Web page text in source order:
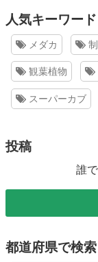
人気キーワード
メダカ
観葉植物
スーパーカブ
投稿
誰
都道府県で検索